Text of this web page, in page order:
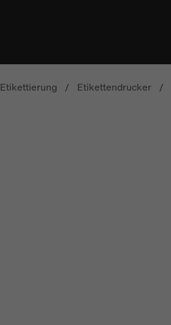
Etikettierung / Etikettendrucker /